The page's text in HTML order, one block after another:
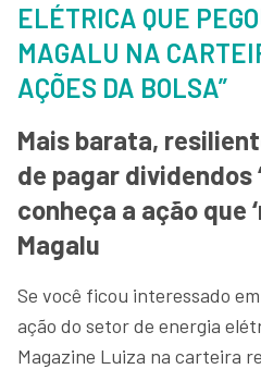
ELÉTRICA QUE
MAGALU NA
AÇÕES DA BOLSA”
Mais barata,
de pagar dividendos
conheça a ação que
Magalu
Se você ficou interessado
ação do setor de energia
Magazine Luiza na carteira